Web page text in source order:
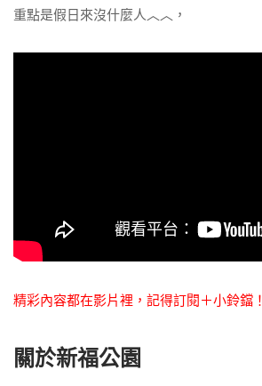
重點是假日來沒什麼人︿︿，
精彩內容都在影片裡，記得訂閱＋小鈴鐺！
關於新福公園